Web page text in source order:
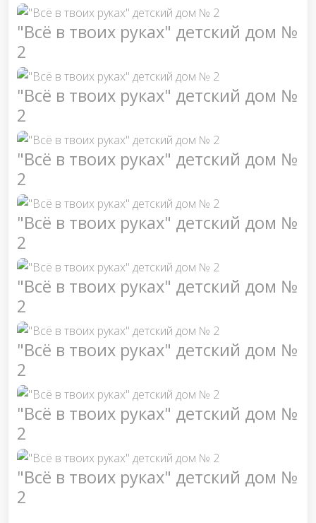
"Всё в твоих руках" детский дом №
2
"Всё в твоих руках" детский дом №
2
"Всё в твоих руках" детский дом №
2
"Всё в твоих руках" детский дом №
2
"Всё в твоих руках" детский дом №
2
"Всё в твоих руках" детский дом №
2
"Всё в твоих руках" детский дом №
2
"Всё в твоих руках" детский дом №
2